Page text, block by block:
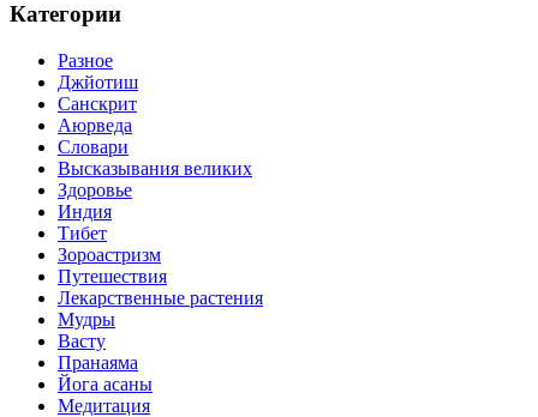
Категории
Разное
Джйотиш
Санскрит
Аюрведа
Словари
Высказывания великих
Здоровье
Индия
Тибет
Зороастризм
Путешествия
Лекарственные растения
Мудры
Васту
Пранаяма
Йога асаны
Медитация